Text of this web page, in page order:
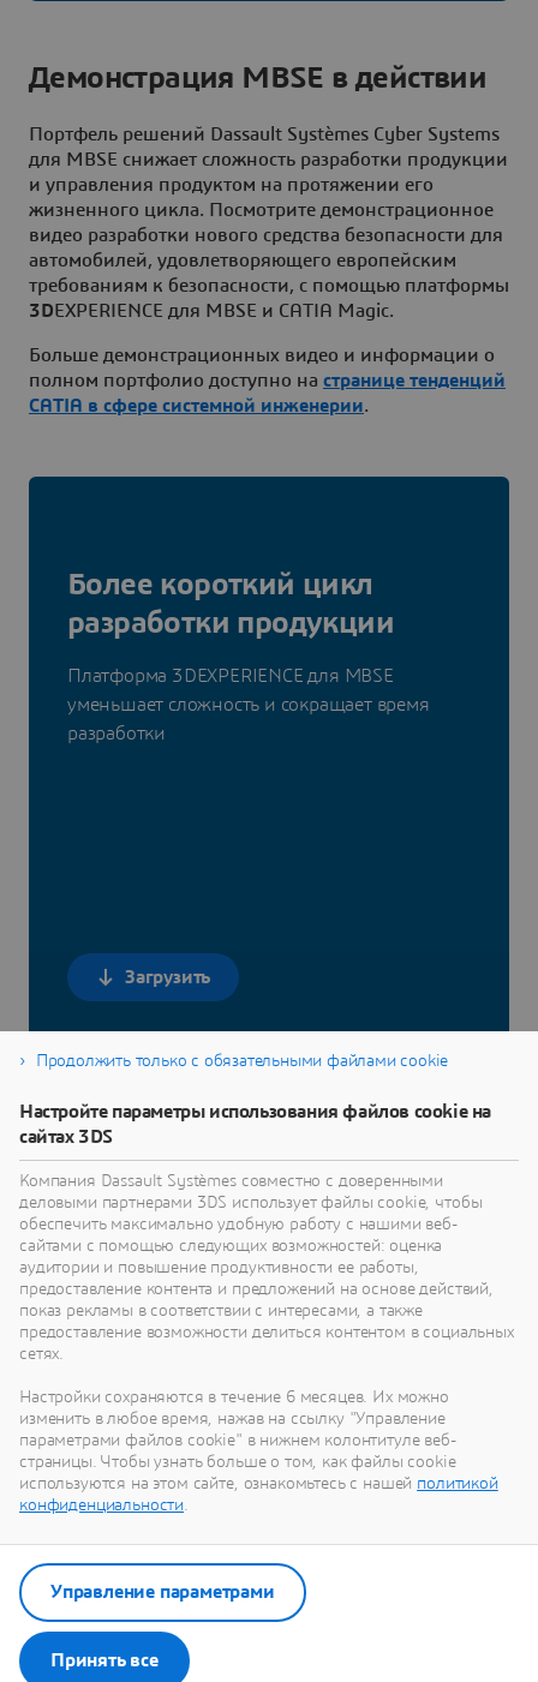
Демонстрация MBSE в действии
Портфель решений Dassault Systèmes Cyber Systems
для MBSE снижает сложность разработки продукции
и управления продуктом на протяжении его
жизненного цикла. Посмотрите демонстрационное
видео разработки нового средства безопасности для
автомобилей, удовлетворяющего европейским
требованиям к безопасности, с помощью платформы
3DEXPERIENCE для MBSE и CATIA Magic.
Больше демонстрационных видео и информации о
полном портфолио доступно на странице тенденций
CATIA в сфере системной инженерии.
Более короткий цикл
разработки продукции
Платформа 3DEXPERIENCE для MBSE
уменьшает сложность и сокращает время
разработки
Загрузить
Узнать больше
Adaptive Connected Systems
Master the complexity of engineering software-driven
systems with optimal performance
Продолжить только с обязательными файлами cookie
Настройте параметры использования файлов cookie на
сайтах 3DS
Компания Dassault Systèmes совместно с доверенными
деловыми партнерами 3DS использует файлы cookie, чтобы
обеспечить максимально удобную работу с нашими веб-
сайтами с помощью следующих возможностей: оценка
аудитории и повышение продуктивности ее работы,
предоставление контента и предложений на основе действий,
показ рекламы в соответствии с интересами, а также
предоставление возможности делиться контентом в социальных
сетях.
Настройки сохраняются в течение 6 месяцев. Их можно
изменить в любое время, нажав на ссылку "Управление
параметрами файлов cookie" в нижнем колонтитуле веб-
страницы. Чтобы узнать больше о том, как файлы cookie
используются на этом сайте, ознакомьтесь с нашей политикой
конфиденциальности.
Принять все
Управление параметрами